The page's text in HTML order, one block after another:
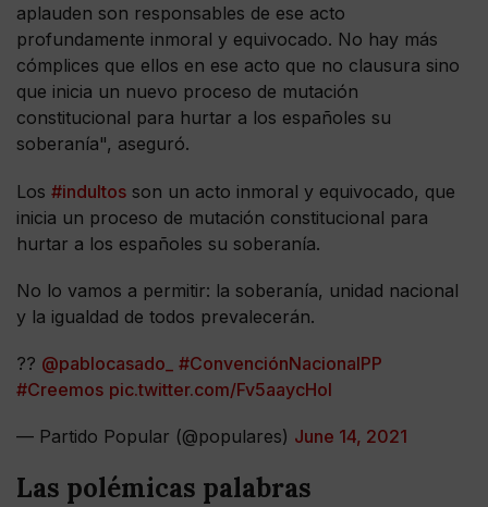
aplauden son responsables de ese acto
profundamente inmoral y equivocado. No hay más
cómplices que ellos en ese acto que no clausura sino
que inicia un nuevo proceso de mutación
constitucional para hurtar a los españoles su
soberanía", aseguró.
Los #indultos son un acto inmoral y equivocado, que
inicia un proceso de mutación constitucional para
hurtar a los españoles su soberanía.
No lo vamos a permitir: la soberanía, unidad nacional
y la igualdad de todos prevalecerán.
?? @pablocasado_
#ConvenciónNacionalPP
#Creemos pic.twitter.com/Fv5aaycHol
— Partido Popular (@populares) June 14, 2021
Las polémicas palabras